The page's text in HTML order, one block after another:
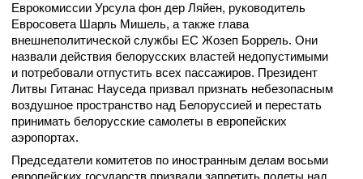
Еврокомиссии Урсула фон дер Ляйен, руководитель
Евросовета Шарль Мишель, а также глава
внешнеполитической службы ЕС Жозеп Боррель. Они
назвали действия белорусских властей недопустимыми
и потребовали отпустить всех пассажиров. Президент
Литвы Гитанас Науседа призвал признать небезопасным
воздушное пространство над Белоруссией и перестать
принимать белорусские самолеты в европейских
аэропортах.
Председатели комитетов по иностранным делам восьми
европейских государств призвали запретить полеты над